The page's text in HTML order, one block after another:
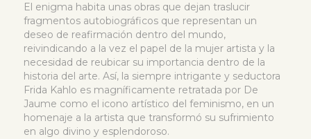
El enigma habita unas obras que dejan traslucir
fragmentos autobiográficos que representan un
deseo de reafirmación dentro del mundo,
reivindicando a la vez el papel de la mujer artista y la
necesidad de reubicar su importancia dentro de la
historia del arte. Así, la siempre intrigante y seductora
Frida Kahlo es magníficamente retratada por De
Jaume como el icono artístico del feminismo, en un
homenaje a la artista que transformó su sufrimiento
en algo divino y esplendoroso.